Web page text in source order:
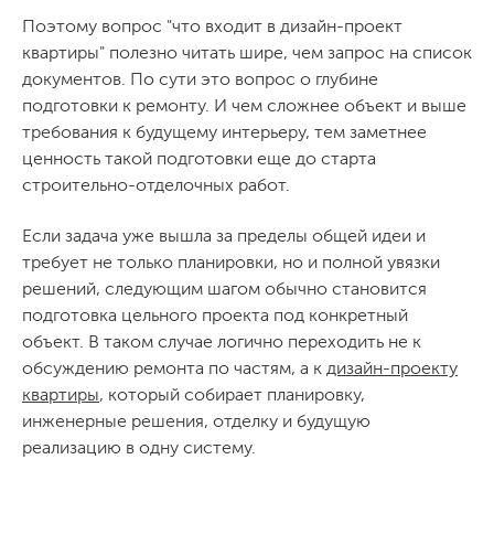
Поэтому вопрос "что входит в дизайн-проект
квартиры" полезно читать шире, чем запрос на список
документов. По сути это вопрос о глубине
подготовки к ремонту. И чем сложнее объект и выше
требования к будущему интерьеру, тем заметнее
ценность такой подготовки еще до старта
строительно-отделочных работ.
Если задача уже вышла за пределы общей идеи и
требует не только планировки, но и полной увязки
решений, следующим шагом обычно становится
подготовка цельного проекта под конкретный
объект. В таком случае логично переходить не к
обсуждению ремонта по частям, а к дизайн-проекту
квартиры, который собирает планировку,
инженерные решения, отделку и будущую
реализацию в одну систему.